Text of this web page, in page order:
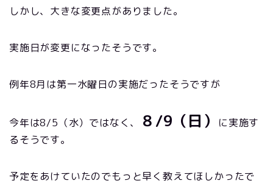
しかし、大きな変更点がありました。
実施日が変更になったそうです。
例年8月は第一水曜日の実施だったそうですが
今年は8/5（水）ではなく、 ８/9（日）
に実施す
るそうです。
予定をあけていたのでもっと早く教えてほしかったで